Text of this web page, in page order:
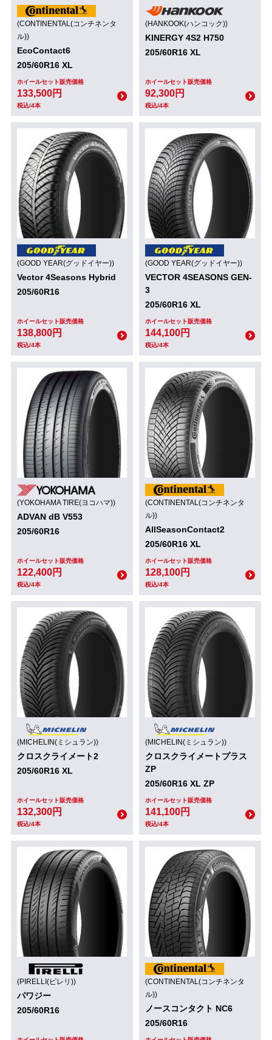
(CONTINENTAL(コンチネンタ
ル))
EcoContact6
205/60R16 XL
ホイールセット販売価格
133,500円
税込/4本
(HANKOOK(ハンコック))
KINERGY 4S2 H750
205/60R16 XL
ホイールセット販売価格
92,300円
税込/4本
(GOOD YEAR(グッドイヤー))
Vector 4Seasons Hybrid
205/60R16
ホイールセット販売価格
138,800円
税込/4本
(GOOD YEAR(グッドイヤー))
VECTOR 4SEASONS GEN-
3
205/60R16 XL
ホイールセット販売価格
144,100円
税込/4本
(YOKOHAMA TIRE(ヨコハマ))
ADVAN dB V553
205/60R16
ホイールセット販売価格
122,400円
税込/4本
(CONTINENTAL(コンチネンタ
ル))
AllSeasonContact2
205/60R16 XL
ホイールセット販売価格
128,100円
税込/4本
(MICHELIN(ミシュラン))
クロスクライメート2
205/60R16 XL
ホイールセット販売価格
132,300円
税込/4本
(MICHELIN(ミシュラン))
クロスクライメートプラス
ZP
205/60R16 XL ZP
ホイールセット販売価格
141,100円
税込/4本
(PIRELLI(ピレリ))
パワジー
205/60R16
(CONTINENTAL(コンチネンタ
ル))
ノースコンタクト NC6
205/60R16